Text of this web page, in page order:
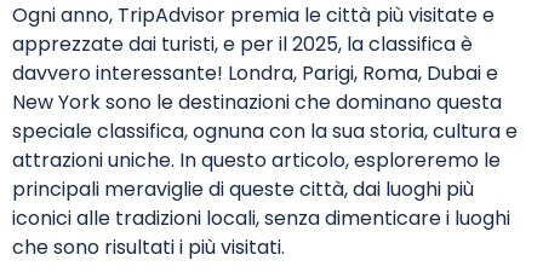
Ogni anno, TripAdvisor premia le città più visitate e
apprezzate dai turisti, e per il 2025, la classifica è
davvero interessante! Londra, Parigi, Roma, Dubai e
New York sono le destinazioni che dominano questa
speciale classifica, ognuna con la sua storia, cultura e
attrazioni uniche. In questo articolo, esploreremo le
principali meraviglie di queste città, dai luoghi più
iconici alle tradizioni locali, senza dimenticare i luoghi
che sono risultati i più visitati.